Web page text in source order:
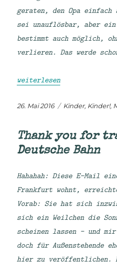
geraten, den Opa einfach
sei unauflösbar, aber ein
bestimmt auch möglich,
verlieren. Das werde
„Großelternbande: von
weiterlesen
Veröffentlicht
26. Mai 2016 Kategorien
Kinder, Kinder!,
Thank you for
Deutsche Bahn
Hahahah: Diese E-Mail
Frankfurt wohnt,
Vorab: Sie hat sich
sich ein Weilchen die
scheinen lassen – und
doch für Außenstehende
hier zu veröffentlichen.